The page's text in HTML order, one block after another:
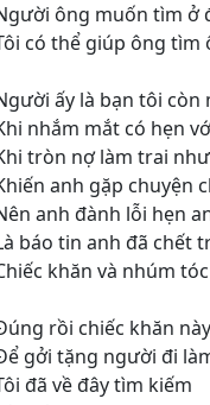
ông muốn tìm ở
có thể giúp ông tìm
ấy là bạn tôi còn
nhắm mắt có hẹn
tròn nợ làm trai
anh gặp chuyện
anh đành lỗi hẹn
báo tin anh đã chết
khăn và nhúm
rồi chiếc khăn
gởi tặng người đi
đã về đây tìm kiếm